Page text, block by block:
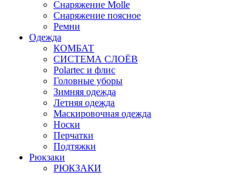
Снаряжение Molle
Снаряжение поясное
Ремни
Одежда
КОМБАТ
СИСТЕМА СЛОЁВ
Polartec и флис
Головные уборы
Зимняя одежда
Летняя одежда
Маскировочная одежда
Носки
Перчатки
Подтяжки
Рюкзаки
РЮКЗАКИ